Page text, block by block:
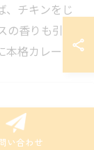
、チキンをじ
香りも引き
本格カレーを
ト
ションを増
い合わせ